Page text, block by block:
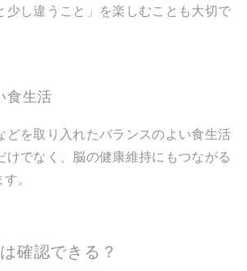
少し違うこと」を楽しむことも大切で
食生活
どを取り入れたバランスのよい食生活
けでなく、脳の健康維持にもつながる
。
確認できる？